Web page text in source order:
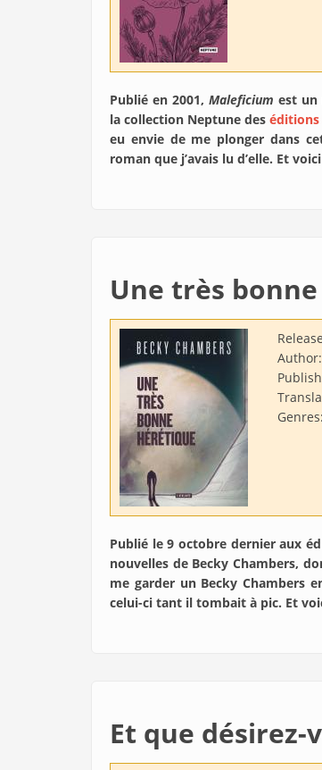
Publié en 2001, Maleficium est un
la collection Neptune deséditions
eu envie de me plonger dans
roman que j’avais lu d’elle. Et
Une très
Author:
Genres:
Publié le 9 octobre dernier aux
nouvelles de Becky Chambers,
me garder un Becky Chambers
celui-ci tant il tombait à pic. Et
Et que désirez-